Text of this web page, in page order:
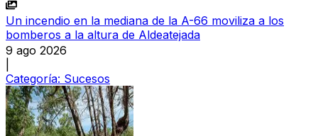
Un incendio en la mediana de la A-66 moviliza a los
bomberos a la altura de Aldeatejada
9 ago 2026
Categoría: Sucesos